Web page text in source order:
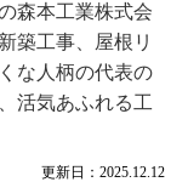
更新日：2025.12.12
森本工業株式会
築工事、屋根リ
な人柄の代表の
活気あふれる工